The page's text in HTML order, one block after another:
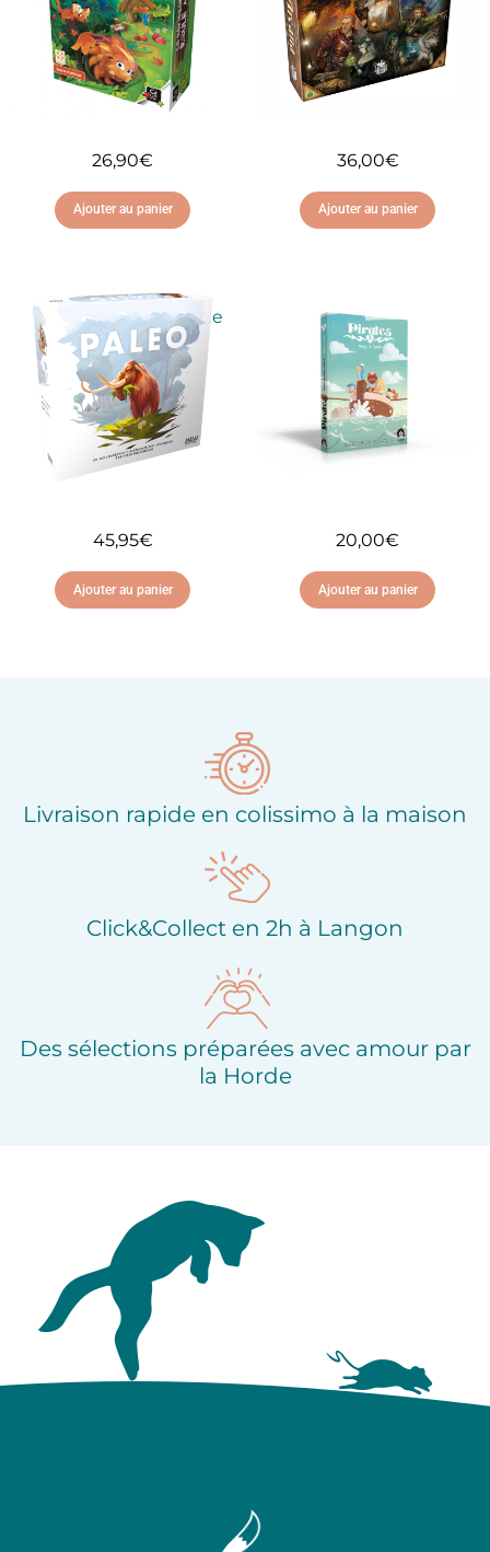
26,90€
Ajouter au panier
Ajouter à ma liste
d'envies
36,00€
Ajouter au panier
Ajouter à ma liste
d'envies
45,95€
Ajouter au panier
20,00€
Ajouter au panier
Livraison rapide en colissimo à la maison
Click&Collect en 2h à Langon
Des sélections préparées avec amour par
la Horde